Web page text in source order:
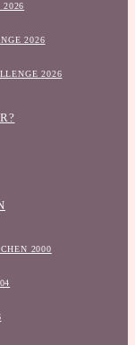
2026
2026
2026
2000